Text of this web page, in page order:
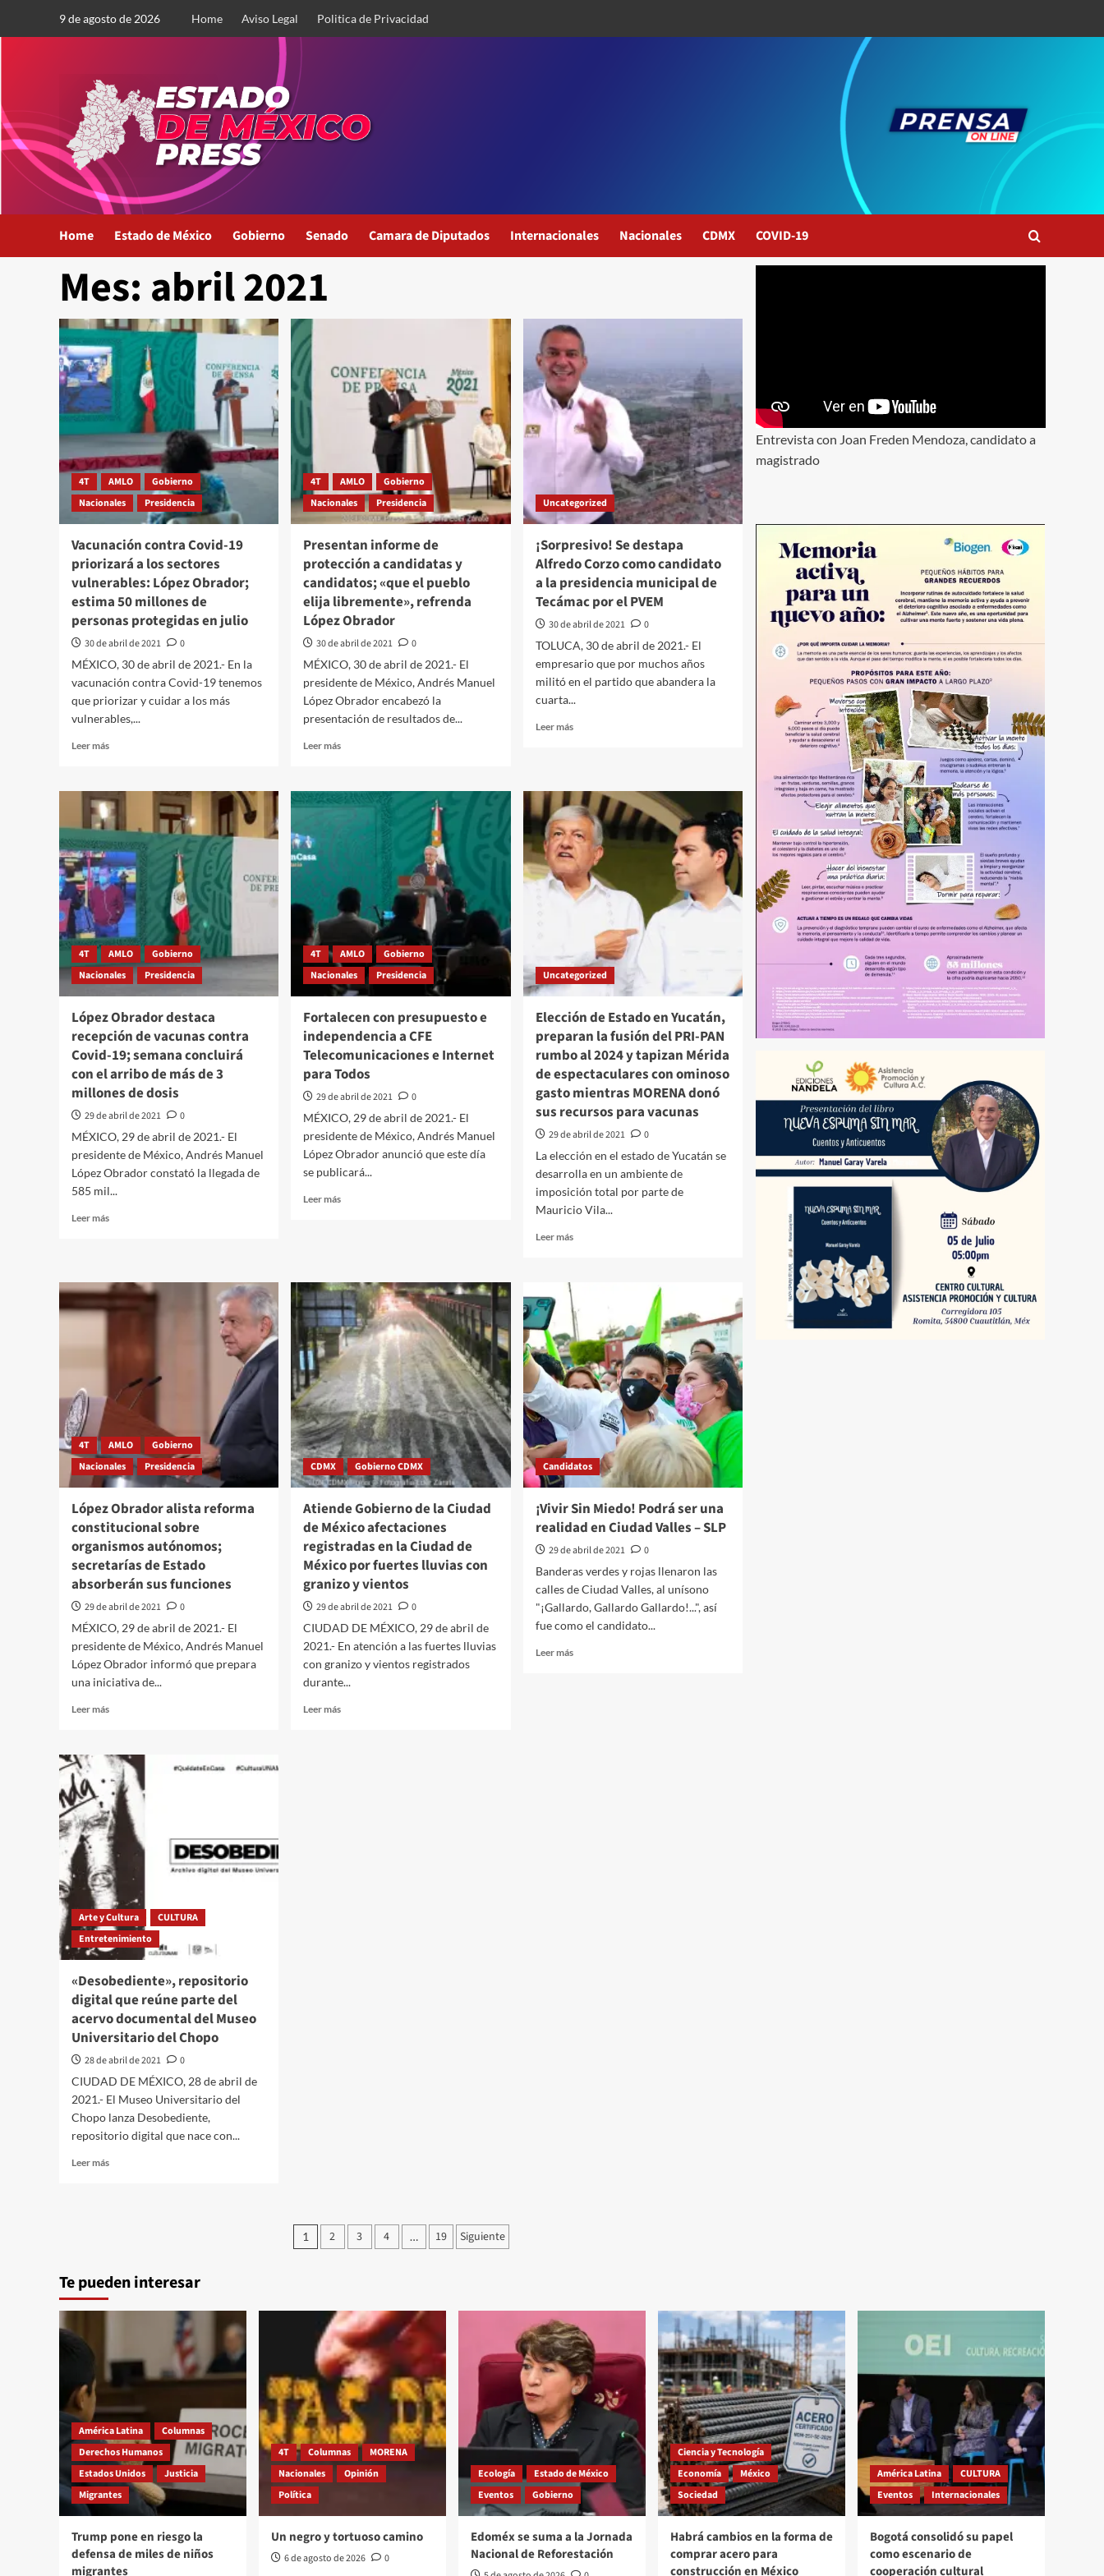
9 de agosto de 2026 Home Aviso Legal Politica de Privacidad
Home Estado de México Gobierno Senado Camara de Diputados Internacionales Nacionales CDMX COVID-19
Mes: abril 2021
4T AMLO
Gobierno
Nacionales
Presidencia
Vacunación contra Covid-19
priorizará a los sectores
vulnerables: López Obrador;
estima 50 millones de
personas protegidas en julio
30 de abril de 2021
0
MÉXICO, 30 de abril de 2021.- En la
vacunación contra Covid-19 tenemos
que priorizar y cuidar a los más
vulnerables,...
Leer másLeer
Vacunación
contra
Covid-
priorizará
a
los
sectores
vulnerables:
López
Obrador;
estima
50
personas
protegidas
en
julio
4T AMLO
Gobierno
Nacionales
Presidencia
Presentan informe de
protección a candidatas y
candidatos; «que el pueblo
elija libremente», refrenda
López Obrador
30 de abril de 2021
0
MÉXICO, 30 de abril de 2021.- El
presidente de México, Andrés Manuel
López Obrador encabezó la
presentación de resultados de...
Leer másLeer
Presentan
informe
protección
candidatas
y
«que
pueblo
elija
libremente»,
refrenda
Obrador
Uncategorized
¡Sorpresivo! Se destapa
Alfredo Corzo como candidato
a la presidencia municipal de
Tecámac por el PVEM
30 de abril de 2021
0
TOLUCA, 30 de abril de 2021.- El
empresario que por muchos años
militó en el partido que abandera la
cuarta...
Leer másLeer
destapa
Alfredo
Corzo
como
candidato
la
municipal
Tecámac
por
4T AMLO
Gobierno
Nacionales
Presidencia
López Obrador destaca
recepción de vacunas contra
Covid-19; semana concluirá
con el arribo de más de 3
millones de dosis
29 de abril de 2021
0
MÉXICO, 29 de abril de 2021.- El
presidente de México, Andrés Manuel
López Obrador constató la llegada de
585 mil...
Leer másLeer
destaca
recepción
19;
semana
concluirá
con
el
arribo
de
de
3
millones
dosis
4T AMLO
Gobierno
Nacionales
Presidencia
Fortalecen con presupuesto e
independencia a CFE
Telecomunicaciones e Internet
para Todos
29 de abril de 2021
0
MÉXICO, 29 de abril de 2021.- El
presidente de México, Andrés Manuel
López Obrador anunció que este día
se publicará...
Leer másLeer
e
independencia
a
CFE
Telecomunicaciones
Internet
para
Todos
Uncategorized
Elección de Estado en Yucatán,
preparan la fusión del PRI-PAN
rumbo al 2024 y tapizan Mérida
de espectaculares con ominoso
gasto mientras MORENA donó
sus recursos para vacunas
29 de abril de 2021
0
La elección en el estado de Yucatán se
desarrolla en un ambiente de
imposición total por parte de
Mauricio Vila...
Leer másLeer
de
Estado
en
Yucatán,
preparan
la
fusión
del
PRI-
al
tapizan
Mérida
de
con
ominoso
gasto
mientras
donó
4T AMLO
Gobierno
Nacionales
Presidencia
López Obrador alista reforma
constitucional sobre
organismos autónomos;
secretarías de Estado
absorberán sus funciones
29 de abril de 2021
0
MÉXICO, 29 de abril de 2021.- El
presidente de México, Andrés Manuel
López Obrador informó que prepara
una iniciativa de...
Leer másLeer
López
Obrador
alista
reforma
constitucional
sobre
organismos
autónomos;
secretarías
de
Estado
absorberán
sus
funciones
CDMX Gobierno CDMX
Atiende Gobierno de la Ciudad
de México afectaciones
registradas en la Ciudad de
México por fuertes lluvias con
granizo y vientos
29 de abril de 2021
0
CIUDAD DE MÉXICO, 29 de abril de
2021.- En atención a las fuertes lluvias
con granizo y vientos registrados
durante...
Leer másLeer
Candidatos
¡Vivir Sin Miedo! Podrá ser una
realidad en Ciudad Valles – SLP
29 de abril de 2021
0
Banderas verdes y rojas llenaron las
calles de Ciudad Valles, al unísono
"¡Gallardo, Gallardo Gallardo!...", así
fue como el candidato...
Leer másLeer
Arte y Cultura
CULTURA
Entretenimiento
«Desobediente», repositorio
digital que reúne parte del
acervo documental del Museo
Universitario del Chopo
28 de abril de 2021
0
CIUDAD DE MÉXICO, 28 de abril de
2021.- El Museo Universitario del
Chopo lanza Desobediente,
repositorio digital que nace con...
Leer másLeer
parte
Museo
Universitario
Chopo
Paginación
1 2 3 4 … 19 Siguiente
Entrevista con Joan Freden Mendoza, candidato a
magistrado
Te pueden interesar
América Latina
Columnas
Derechos Humanos
Estados Unidos
Justicia
Migrantes
Trump pone en riesgo la
defensa de miles de niños
migrantes
4T Columnas
MORENA
Nacionales
Opinión
Política
Un negro y tortuoso camino
6 de agosto de 2026 0
Ecología
Estado de México
Eventos
Gobierno
Edoméx se suma a la Jornada
Nacional de Reforestación
Ciencia y Tecnología
Economía
México
Sociedad
Habrá cambios en la forma de
comprar acero para
construcción en México
América Latina
CULTURA
Eventos
Internacionales
Bogotá consolidó su papel
como escenario de
cooperación cultural